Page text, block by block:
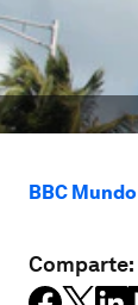
BBC Mundo
Comparte: